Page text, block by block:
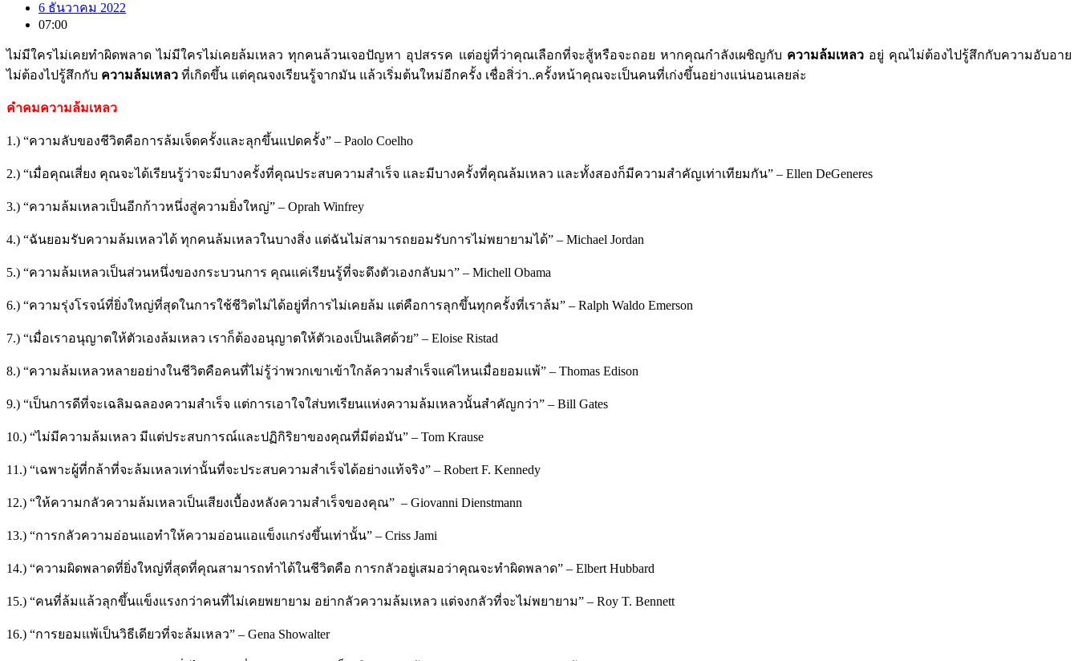
6 ธันวาคม 2022
07:00
ไม่มีใครไม่เคยทำผิดพลาด ไม่มีใครไม่เคยล้มเหลว ทุกคนล้วนเจอปัญหา อุปสรรค แต่อยู่ที่ว่าคุณเลือกที่จะสู้หรือจะถอย หากคุณกำลังเผชิญกับ ความล้มเหลว อยู่ คุณไม่ต้องไปรู้สึกกับความอับอาย
ไม่ต้องไปรู้สึกกับ ความล้มเหลว ที่เกิดขึ้น แต่คุณจงเรียนรู้จากมัน แล้วเริ่มต้นใหม่อีกครั้ง เชื่อสิ่ว่า..ครั้งหน้าคุณจะเป็นคนที่เก่งขึ้นอย่างแน่นอนเลยล่ะ
คำคมความล้มเหลว
1.) “ความลับของชีวิตคือการล้มเจ็ดครั้งและลุกขึ้นแปดครั้ง” – Paolo Coelho
2.) “เมื่อคุณเสี่ยง คุณจะได้เรียนรู้ว่าจะมีบางครั้งที่คุณประสบความสำเร็จ และมีบางครั้งที่คุณล้มเหลว และทั้งสองก็มีความสำคัญเท่าเทียมกัน” – Ellen DeGeneres
3.) “ความล้มเหลวเป็นอีกก้าวหนึ่งสู่ความยิ่งใหญ่” – Oprah Winfrey
4.) “ฉันยอมรับความล้มเหลวได้ ทุกคนล้มเหลวในบางสิ่ง แต่ฉันไม่สามารถยอมรับการไม่พยายามได้” – Michael Jordan
5.) “ความล้มเหลวเป็นส่วนหนึ่งของกระบวนการ คุณแค่เรียนรู้ที่จะดึงตัวเองกลับมา” – Michell Obama
6.) “ความรุ่งโรจน์ที่ยิ่งใหญ่ที่สุดในการใช้ชีวิตไม่ได้อยู่ที่การไม่เคยล้ม แต่คือการลุกขึ้นทุกครั้งที่เราล้ม” – Ralph Waldo Emerson
7.) “เมื่อเราอนุญาตให้ตัวเองล้มเหลว เราก็ต้องอนุญาตให้ตัวเองเป็นเลิศด้วย” – Eloise Ristad
8.) “ความล้มเหลวหลายอย่างในชีวิตคือคนที่ไม่รู้ว่าพวกเขาเข้าใกล้ความสำเร็จแค่ไหนเมื่อยอมแพ้” – Thomas Edison
9.) “เป็นการดีที่จะเฉลิมฉลองความสำเร็จ แต่การเอาใจใส่บทเรียนแห่งความล้มเหลวนั้นสำคัญกว่า” – Bill Gates
10.) “ไม่มีความล้มเหลว มีแต่ประสบการณ์และปฏิกิริยาของคุณที่มีต่อมัน” – Tom Krause
11.) “เฉพาะผู้ที่กล้าที่จะล้มเหลวเท่านั้นที่จะประสบความสำเร็จได้อย่างแท้จริง” – Robert F. Kennedy
12.) “ให้ความกลัวความล้มเหลวเป็นเสียงเบื้องหลังความสำเร็จของคุณ” – Giovanni Dienstmann
13.) “การกลัวความอ่อนแอทำให้ความอ่อนแอแข็งแกร่งขึ้นเท่านั้น” – Criss Jami
14.) “ความผิดพลาดที่ยิ่งใหญ่ที่สุดที่คุณสามารถทำได้ในชีวิตคือ การกลัวอยู่เสมอว่าคุณจะทำผิดพลาด” – Elbert Hubbard
15.) “คนที่ล้มแล้วลุกขึ้นแข็งแรงกว่าคนที่ไม่เคยพยายาม อย่ากลัวความล้มเหลว แต่จงกลัวที่จะไม่พยายาม” – Roy T. Bennett
16.) “การยอมแพ้เป็นวิธีเดียวที่จะล้มเหลว” – Gena Showalter